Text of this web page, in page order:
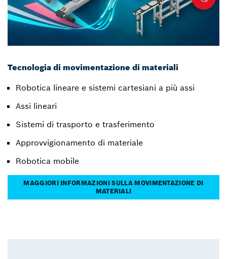
Tecnologia di movimentazione di materiali
Robotica lineare e sistemi cartesiani a più assi
Assi lineari
Sistemi di trasporto e trasferimento
Approvvigionamento di materiale
Robotica mobile
MAGGIORI INFORMAZIONI SULLA MOVIMENTAZIONE DI
MATERIALI